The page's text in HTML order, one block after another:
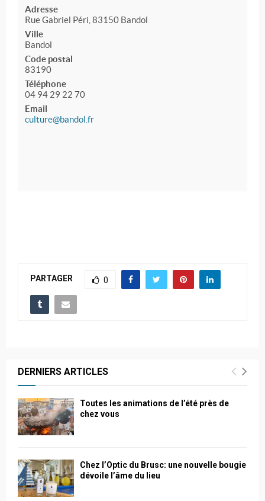
Adresse
Rue Gabriel Péri, 83150 Bandol
Ville
Bandol
Code postal
83190
Téléphone
04 94 29 22 70
Email
culture@bandol.fr
PARTAGER 0
DERNIERS ARTICLES
Toutes les animations de l’été près de
chez vous
Chez l’Optic du Brusc: une nouvelle bougie
dévoile l’âme du lieu